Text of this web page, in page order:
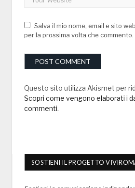
Salva il mio nome, email e sito
per la prossima volta che commento.
Questo sito utilizza Akismet per
Scopri come vengono elaborati i
commenti.
SOSTIENI IL PROGETTO